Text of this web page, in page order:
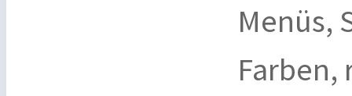
Menüs,